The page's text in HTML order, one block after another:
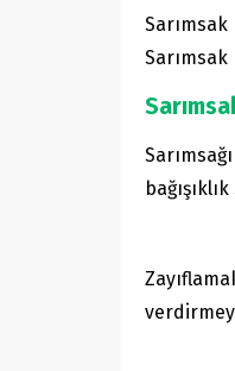
Sarımsak